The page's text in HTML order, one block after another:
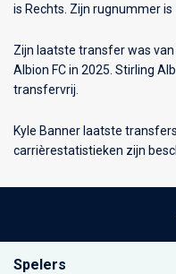
is Rechts. Zijn rugnummer is
Zijn laatste transfer was
Albion FC in 2025. Stirling
transfervrij.
Kyle Banner laatste
carrièrestatistieken zijn
Spelers